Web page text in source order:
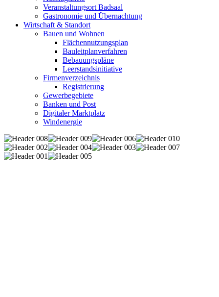
Veranstaltungsort Badsaal
Gastronomie und Übernachtung
Wirtschaft & Standort
Bauen und Wohnen
Flächennutzungsplan
Bauleitplanverfahren
Bebauungspläne
Leerstandsinitiative
Firmenverzeichnis
Registrierung
Gewerbegebiete
Banken und Post
Digitaler Marktplatz
Windenergie